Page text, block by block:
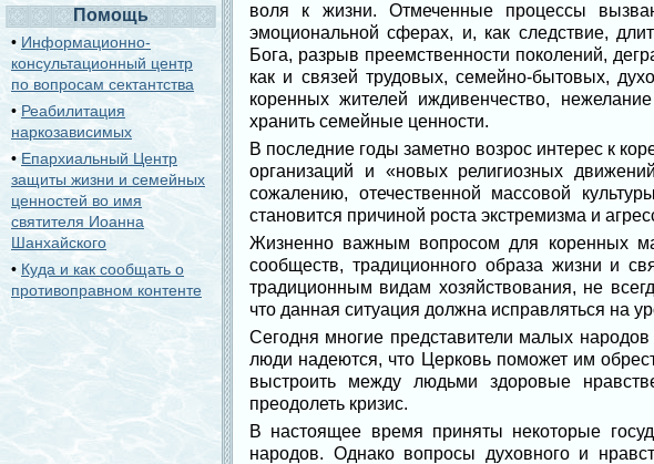
воля к жизни. Отмеченные процессы
эмоциональной сферах, и, как следствие,
Бога, разрыв преемственности поколений,
как и связей трудовых, семейно-бытовых,
коренных жителей иждивенчество,
хранить семейные ценности.
В последние годы заметно возрос интерес к
организаций и «новых религиозных
сожалению, отечественной массовой
становится причиной роста экстремизма и
Жизненно важным вопросом для коренных
сообществ, традиционного образа жизни и
традиционным видам хозяйствования, не
что данная ситуация должна исправляться на
Сегодня многие представители малых
люди надеются, что Церковь поможет им
выстроить между людьми здоровые
преодолеть кризис.
В настоящее время приняты некоторые
народов. Однако вопросы духовного и
Помощь
• Информационно-
консультационный центр
по вопросам сектантства
•Реабилитация
наркозависимых
•Епархиальный Центр
защиты жизни и семейных
ценностей во имя
святителя Иоанна
Шанхайского
• Куда и как сообщать о
противоправном контенте